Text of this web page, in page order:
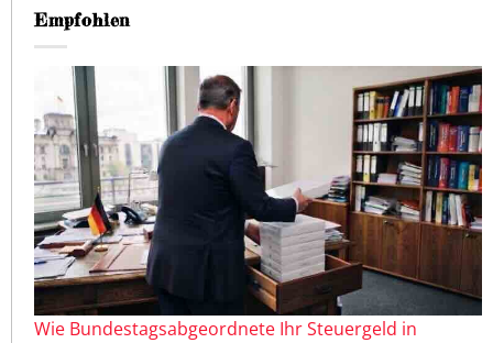
Empfohlen
Wie Bundestagsabgeordnete Ihr Steuergeld in